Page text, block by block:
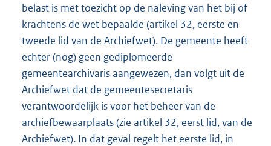
belast is met toezicht op de naleving van het bij of
krachtens de wet bepaalde (artikel 32, eerste en
tweede lid van de Archiefwet). De gemeente heeft
echter (nog) geen gediplomeerde
gemeentearchivaris aangewezen, dan volgt uit de
Archiefwet dat de gemeentesecretaris
verantwoordelijk is voor het beheer van de
archiefbewaarplaats (zie artikel 32, eerst lid, van de
Archiefwet). In dat geval regelt het eerste lid, in